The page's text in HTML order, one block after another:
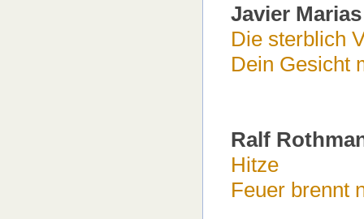
Javier Marias
Die sterblich
Dein Gesicht
Ralf
Hitze
Feuer brennt